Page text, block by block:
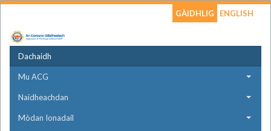
GÀIDHLIG ENGLISH
Dachaidh
Mu ACG
Naidheachdan
Mòdan Ionadail